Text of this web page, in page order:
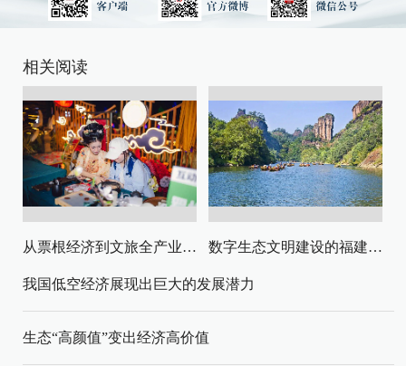
相关阅读
从票根经济到文旅全产业链升级 数字生态文明建设的福建路径与启示
我国低空经济展现出巨大的发展潜力
生态“高颜值”变出经济高价值